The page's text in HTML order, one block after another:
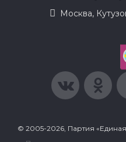
Москва,
© 2005-2026, Партия